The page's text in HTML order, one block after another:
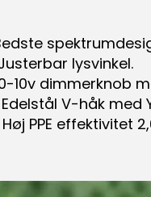
lysvinkel.
10v dimmerknob
V-håk med
Høj PPE effektivitet